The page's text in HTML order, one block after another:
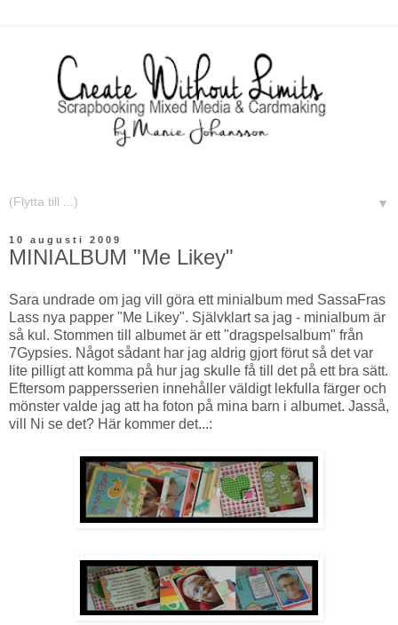
▼
10 augusti 2009
MINIALBUM "Me Likey"
Sara undrade om jag vill göra ett minialbum med SassaFras
Lass nya papper "Me Likey". Självklart sa jag - minialbum är
så kul. Stommen till albumet är ett "dragspelsalbum" från
7Gypsies. Något sådant har jag aldrig gjort förut så det var
lite pilligt att komma på hur jag skulle få till det på ett bra sätt.
Eftersom pappersserien innehåller väldigt lekfulla färger och
mönster valde jag att ha foton på mina barn i albumet. Jasså,
vill Ni se det? Här kommer det...: